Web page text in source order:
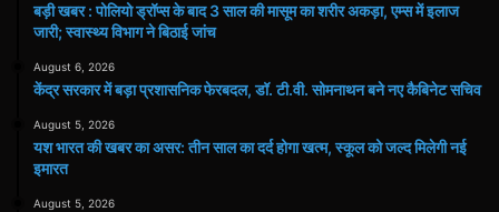
बड़ी खबर : पोलियो ड्रॉप्स के बाद 3 साल की मासूम का शरीर अकड़ा, एम्स में इलाज
जारी; स्वास्थ्य विभाग ने बिठाई जांच
August 6, 2026
केंद्र सरकार में बड़ा प्रशासनिक फेरबदल, डॉ. टी.वी. सोमनाथन बने नए कैबिनेट सचिव
August 5, 2026
यश भारत की खबर का असर: तीन साल का दर्द होगा खत्म, स्कूल को जल्द मिलेगी नई
इमारत
August 5, 2026